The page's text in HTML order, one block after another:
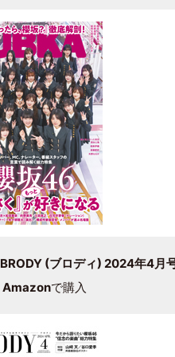
BRODY (ブロディ) 2024年4月
Amazonで購入